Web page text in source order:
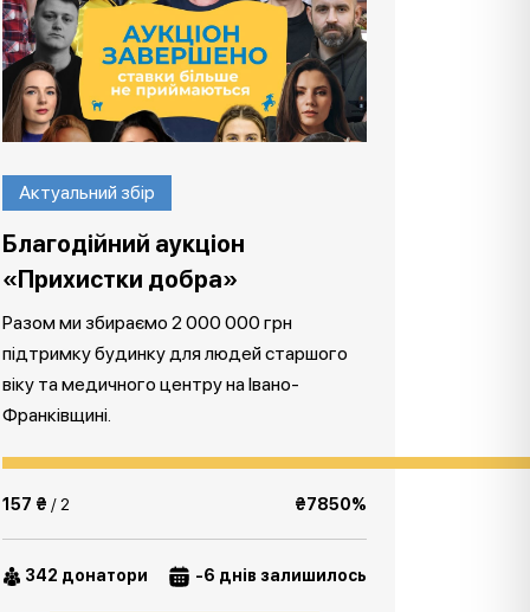
Актуальний збір
Благодійний аукціон
«Прихистки добра»
Разом ми збираємо 2 000 000 грн
підтримку будинку для людей старшого
віку та медичного центру на Івано-
Франківщині.
157 ₴ / 2 ₴7850%
342 донатори -6 днів залишилось